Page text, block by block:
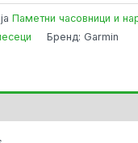
Паметни часовници и
Бренд: Garmin